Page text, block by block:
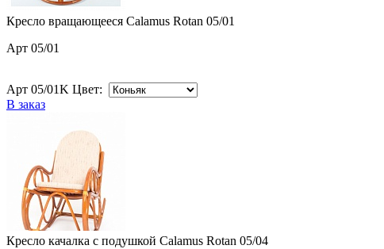
Кресло вращающееся Calamus Rotan 05/01
Арт 05/01
Арт 05/01K Цвет:
В заказ
Кресло качалка с подушкой Calamus Rotan 05/04